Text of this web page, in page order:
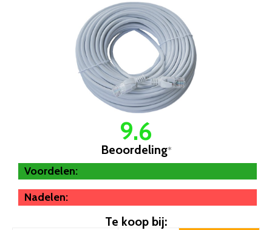
9.6
Beoordeling*
Voordelen:
Nadelen:
Te koop bij: